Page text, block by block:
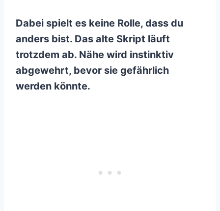
Dabei spielt es keine Rolle, dass du
anders bist. Das alte Skript läuft
trotzdem ab. Nähe wird instinktiv
abgewehrt, bevor sie gefährlich
werden könnte.